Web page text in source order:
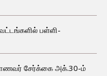
பள்ளி-
சேர்க்கை அக்.30-ம்